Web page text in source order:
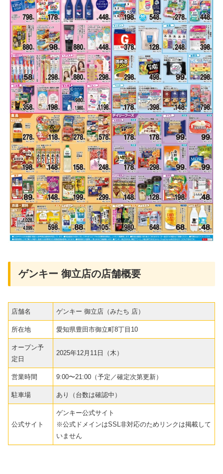
ゲンキー 御立店の店舗概要
店舗名 ゲンキー 御立店（みたち 店）
所在地 愛知県豊田市御立町8丁目10
オープン予
定日
2025年12月11日（木）
営業時間 9:00〜21:00（予定／確定次第更新）
駐車場 あり（台数は確認中）
公式サイト
ゲンキー公式サイト
※公式ドメインはSSL非対応のためリンクは掲載して
いません